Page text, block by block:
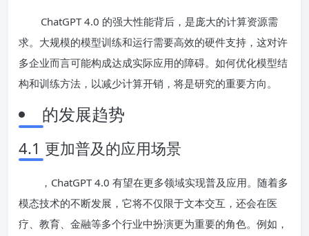
ChatGPT 4.0 的强大性能背后，是庞大的计算资源需
求。大规模的模型训练和运行需要高效的硬件支持，这对许
多企业而言可能构成达成实际应用的障碍。如何优化模型结
构和训练方法，以减少计算开销，将是研究的重要方向。
的发展趋势
4.1 更加普及的应用场景
，ChatGPT 4.0 有望在更多领域实现普及应用。随着多
模态技术的不断发展，它将不仅限于文本交互，还会在医
疗、教育、金融等多个行业中扮演更为重要的角色。例如，